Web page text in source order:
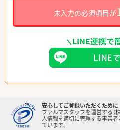
未入力の必須項目が
LINE連携で
安心してご登録いただくために
ファルマスタッフを運営する（
人情報を適切に管理する事業
ています。